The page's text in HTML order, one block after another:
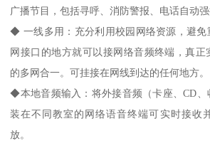
广播节目，包括寻呼、消防警报、电话自动强
◆ 一线多用：充分利用校园网络资源，避免
网接口的地方就可以接网络音频终端，真
的多网合一。可挂接在网线到达的任何地方。
◆本地音频输入：将外接音频（卡座、CD、
装在不同教室的网络语音终端可实时接收
放。